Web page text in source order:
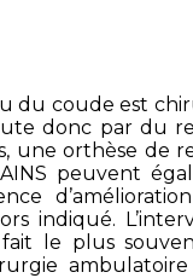
du coude est
donc par du
une orthèse de
peuvent
indiqué.
le plus
ambulatoire